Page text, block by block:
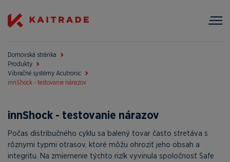
Domovská stránka
Produkty
Vibračné systémy Acutronic
innShock - testovanie nárazov
innShock - testovanie nárazov
Počas distribučného cyklu sa balený tovar často stretáva s
rôznymi typmi otrasov, ktoré môžu ohroziť jeho obsah a
integritu. Na zmiernenie týchto rizík vyvinula spoločnosť Safe